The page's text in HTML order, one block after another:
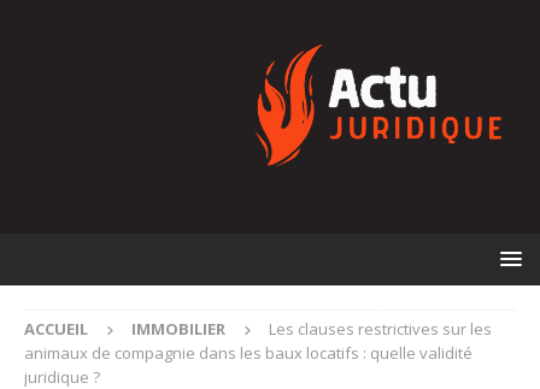
ACCUEIL IMMOBILIER
Les clauses restrictives sur les
animaux de compagnie dans les baux locatifs : quelle validité
juridique ?